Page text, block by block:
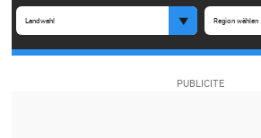
Landwahl Region wählen